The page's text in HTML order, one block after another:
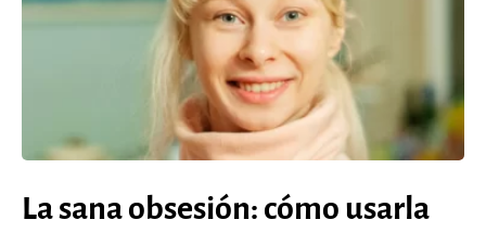
La sana obsesión: cómo usarla